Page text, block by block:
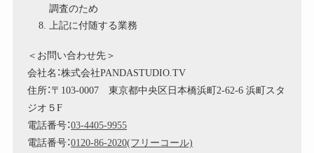
調査のため
上記に付随する業務
＜お問い合わせ先＞
会社名：株式会社PANDASTUDIO.TV
住所：〒103-0007 東京都中央区日本橋浜町2-62-6 浜町スタ
ジオ５F
電話番号：03-4405-9955
電話番号：0120-86-2020(フリーコール)